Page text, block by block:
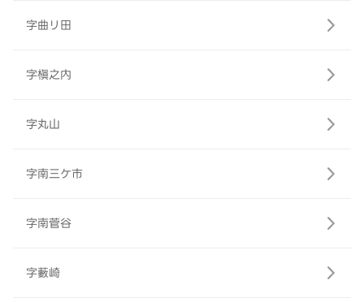
字曲リ田
字槇之内
字丸山
字南三ケ市
字南菅谷
字藪崎